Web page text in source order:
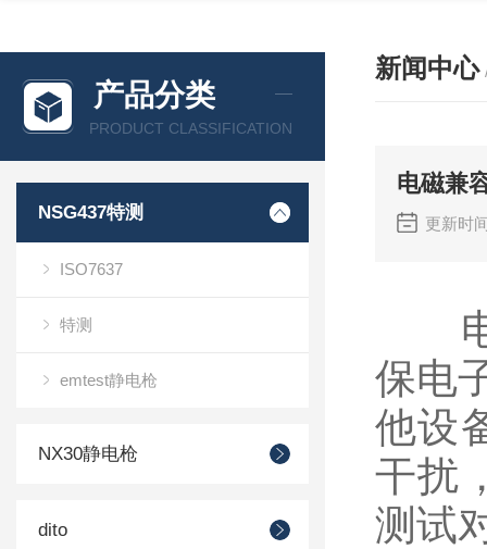
产品分类
PRODUCT CLASSIFICATION
NSG437特测
ISO7637
特测
emtest静电枪
NX30静电枪
dito
新闻中心
电磁兼
更新时
电
保电
他设
干扰
测试